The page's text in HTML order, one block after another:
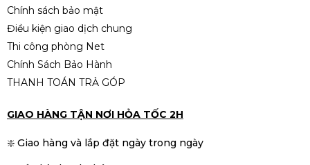
Chính sách bảo mật
Điều kiện giao dịch chung
Thi công phòng Net
Chính Sách Bảo Hành
THANH TOÁN TRẢ GÓP
GIAO HÀNG TẬN NƠI HỎA TỐC 2H
❇️ Giao hàng và lắp đặt ngày trong ngày